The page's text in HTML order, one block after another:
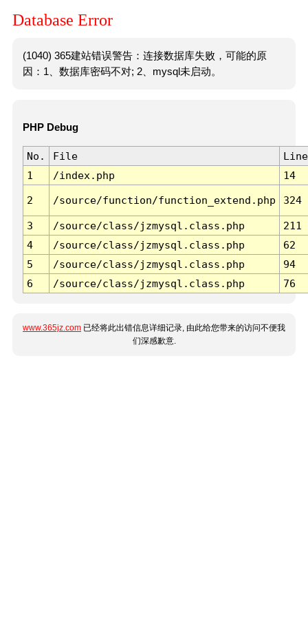
Database Error
(1040) 365建站错误警告：连接数据库失败，可能的原
因：1、数据库密码不对; 2、mysql未启动。
PHP Debug
No. File
Line
1
/index.php 14
2 /source/function/function_extend.php 324
3 /source/class/jzmysql.class.php
211
4
/source/class/jzmysql.class.php
62
5
/source/class/jzmysql.class.php
94
6
/source/class/jzmysql.class.php 76
www.365jz.com 已经将此出错信息详细记录, 由此给您带来的访问不便我
们深感歉意.